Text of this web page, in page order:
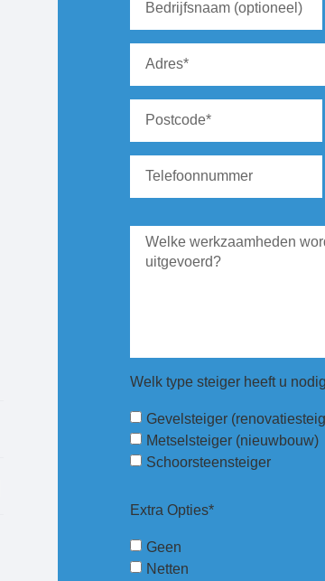
Welk type steiger heeft u
Gevelsteiger
Metselsteiger (nieuwbouw)
Schoorsteensteiger
Extra Opties*
Geen
Netten